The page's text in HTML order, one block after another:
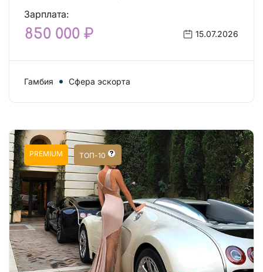
Зарплата:
850 000 ₽ 15.07.2026
Гамбия Сфера эскорта
PREMIUM ТОП-10